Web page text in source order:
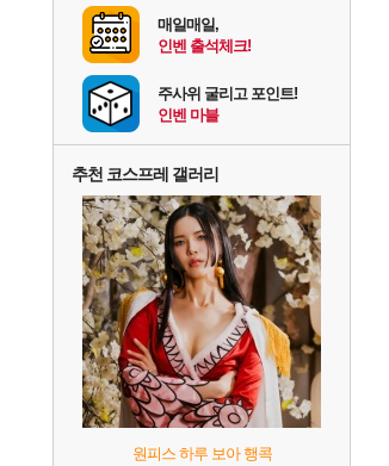
매일매일,
인벤 출석체크!
주사위 굴리고 포인트!
인벤 마블
추천 코스프레 갤러리
원피스 하루 보아 행콕